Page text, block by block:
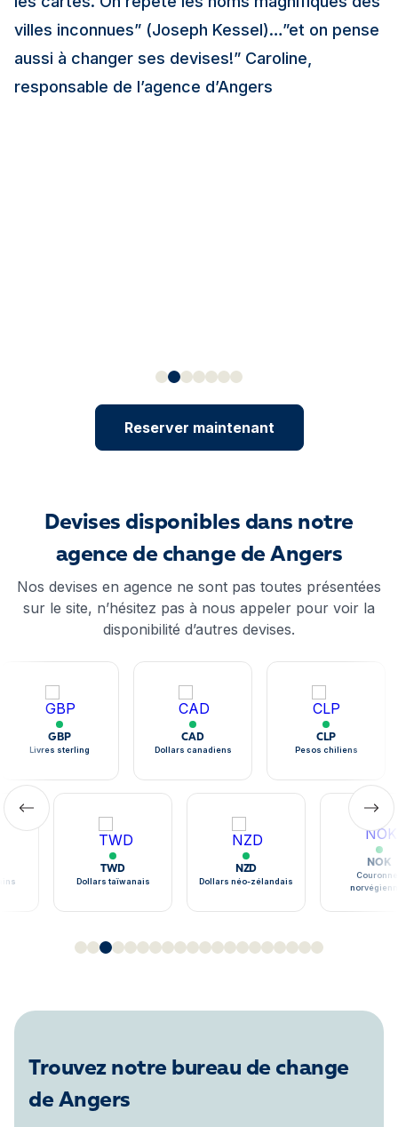
villes inconnues” (Joseph Kessel)…”et on pense
aussi à changer ses devises!” Caroline,
responsable de l’agence d’Angers
Reserver maintenant
Devises disponibles dans notre
agence de change de Angers
Nos devises en agence ne sont pas toutes présentées
sur le site, n’hésitez pas à nous appeler pour voir la
disponibilité d’autres devises.
GBP
Livres sterling
CAD
Dollars canadiens
CLP
Pesos chiliens
TWD
Dollars taïwanais
NZD
Dollars néo-zélandais
NOK
Trouvez notre bureau de change
de Angers